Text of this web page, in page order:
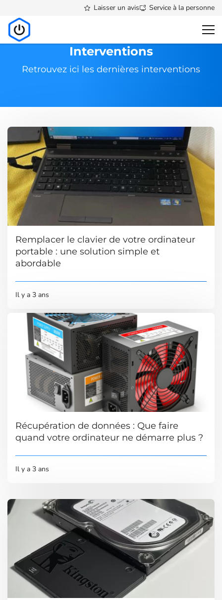
Laisser un avis Service à la personne
Accueil
Interventions
Retrouvez ici les dernières interventions
Remplacer le clavier de votre ordinateur
portable : une solution simple et
abordable
Il y a 3 ans
Récupération de données : Que faire
quand votre ordinateur ne démarre plus ?
Il y a 3 ans